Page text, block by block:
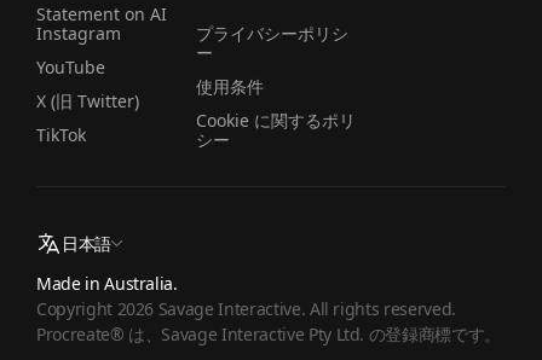
Statement on AI
Instagram
YouTube
X (旧 Twitter)
TikTok
プライバシーポリシ
ー
使用条件
Cookie に関するポリ
シー
日本語
Made in Australia.
Copyright 2026 Savage Interactive. All rights reserved.
Procreate® は、Savage Interactive Pty Ltd. の登録商標です。